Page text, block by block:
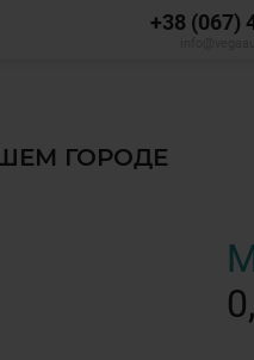
+38 (067)
ГОРОДЕ